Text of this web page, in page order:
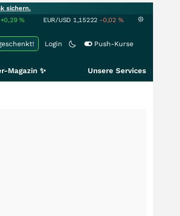
sichern.
+0,29% EUR/USD 1,15222 -0,02 %
Login Push-Kurse
Magazin ✨ Unsere Services